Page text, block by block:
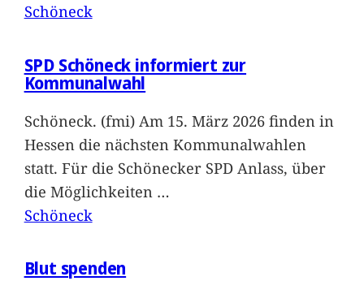
Schöneck
SPD Schöneck informiert zur
Kommunalwahl
Schöneck. (fmi) Am 15. März 2026 finden in
Hessen die nächsten Kommunalwahlen
statt. Für die Schönecker SPD Anlass, über
die Möglichkeiten …
Schöneck
Blut spenden